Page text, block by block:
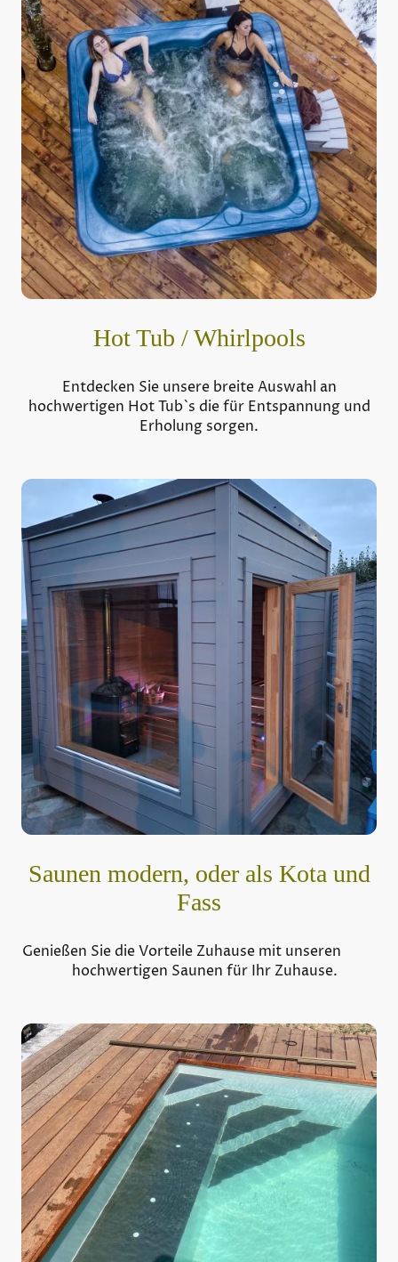
Hot Tub / Whirlpools
Entdecken Sie unsere breite Auswahl an
hochwertigen Hot Tub`s die für Entspannung und
Erholung sorgen.
Saunen modern, oder als Kota und
Fass
Genießen Sie die Vorteile Zuhause mit unseren
hochwertigen Saunen für Ihr Zuhause.